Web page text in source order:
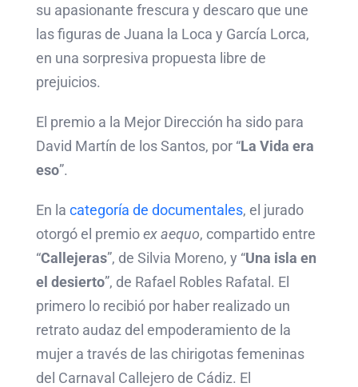
su apasionante frescura y descaro que une
las figuras de Juana la Loca y García Lorca,
en una sorpresiva propuesta libre de
prejuicios.
El premio a la Mejor Dirección ha sido para
David Martín de los Santos, por “La Vida era
eso”.
En la categoría de documentales, el jurado
otorgó el premioex aequo, compartido entre
“Callejeras”, de Silvia Moreno, y “Una isla en
el desierto”, de Rafael Robles Rafatal. El
primero lo recibió por haber realizado un
retrato audaz del empoderamiento de la
mujer a través de las chirigotas femeninas
del Carnaval Callejero de Cádiz. El